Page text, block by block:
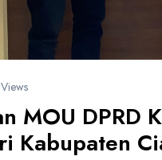
MOU DPRD
Kabupaten